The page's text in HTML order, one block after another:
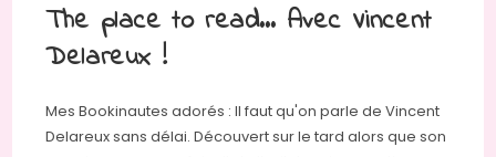
The place to read… Avec Vincent
Delareux !
Mes Bookinautes adorés : Il faut qu'on parle de Vincent
Delareux sans délai. Découvert sur le tard alors que son